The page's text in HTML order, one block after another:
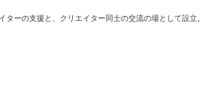
ーの支援と、クリエイター同士の交流の場として設立。